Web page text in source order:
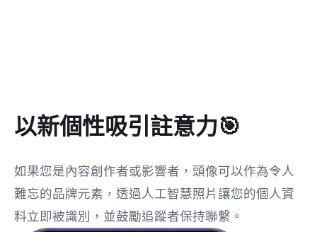
以新個性吸引註意力🎯
如果您是內容創作者或影響者，頭像可以作為令人
難忘的品牌元素，透過人工智慧照片讓您的個人資
料立即被識別，並鼓勵追蹤者保持聯繫。